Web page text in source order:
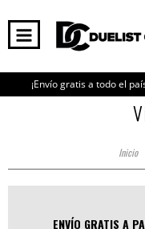
¡Envío gratis a todo el
Inicio
ENVÍO GRATIS A